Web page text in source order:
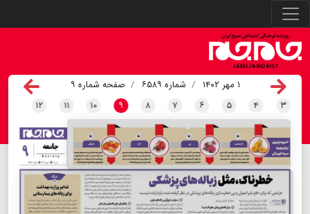
۱ مهر ۱۴۰۲ شماره ۶۵۸۹
صفحه شماره ۹
۳ ۴ ۵ ۶ ۷ ۸ ۹ ۱۰ ۱۱ ۱۲